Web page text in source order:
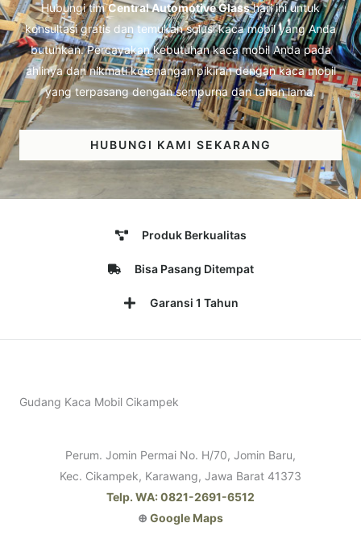
Hubungi timCentral Automotive Glasshari ini untuk
konsultasi gratis dan temukan solusi kaca mobil yang Anda
butuhkan. Percayakan kebutuhan kaca mobil Anda pada
ahlinya dan nikmati ketenangan pikiran dengan kaca mobil
yang terpasang dengan sempurna dan tahan lama.
HUBUNGI KAMI SEKARANG
Produk Berkualitas
Bisa Pasang Ditempat
Garansi 1 Tahun
Gudang Kaca Mobil Cikampek
Perum. Jomin Permai No. H/70, Jomin Baru,
Kec. Cikampek, Karawang, Jawa Barat 41373
Telp. WA: 0821-2691-6512
⊕ Google Maps